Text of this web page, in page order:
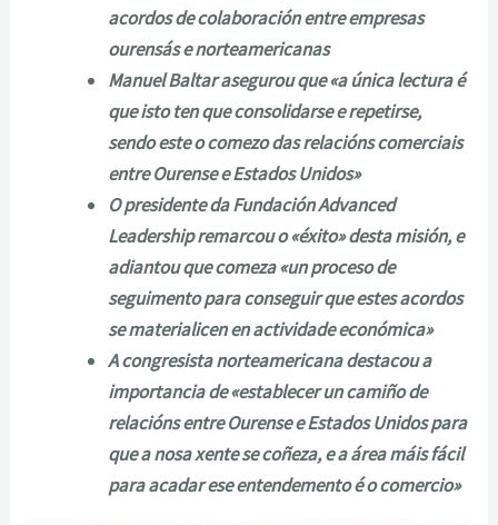
acordos de colaboración entre empresas
ourensás e norteamericanas
Manuel Baltar asegurou que «a única lectura é
que isto ten que consolidarse e repetirse,
sendo este o comezo das relacións comerciais
entre Ourense e Estados Unidos»
O presidente da Fundación Advanced
Leadership remarcou o «éxito» desta misión, e
adiantou que comeza «un proceso de
seguimento para conseguir que estes acordos
se materialicen en actividade económica»
A congresista norteamericana destacou a
importancia de «establecer un camiño de
relacións entre Ourense e Estados Unidos para
que a nosa xente se coñeza, e a área máis fácil
para acadar ese entendemento é o comercio»